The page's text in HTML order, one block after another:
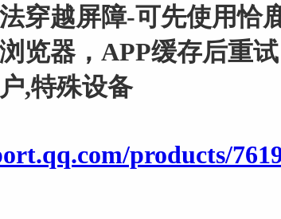
穿越屏障-可先使用恰
览器，APP缓存后重
,特殊设备
products/